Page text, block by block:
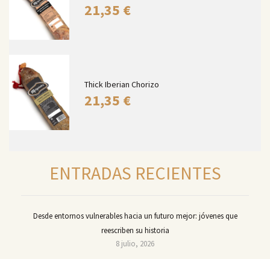
21,35 €
Thick Iberian Chorizo
21,35 €
ENTRADAS RECIENTES
Desde entornos vulnerables hacia un futuro mejor: jóvenes que
reescriben su historia
8 julio, 2026